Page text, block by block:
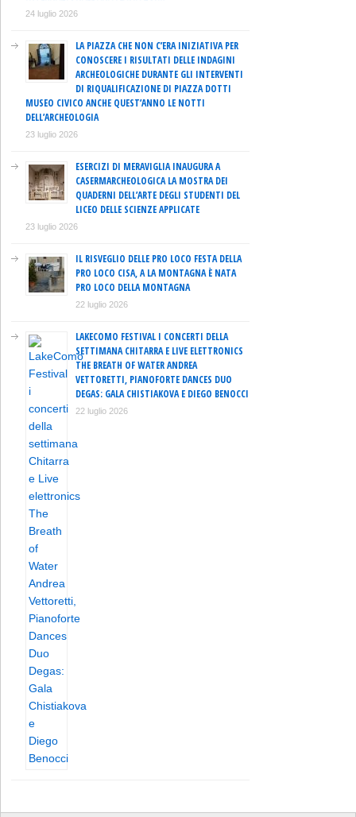
24 luglio 2026
LA PIAZZA CHE NON C’ERA INIZIATIVA PER
CONOSCERE I RISULTATI DELLE INDAGINI
ARCHEOLOGICHE DURANTE GLI INTERVENTI
DI RIQUALIFICAZIONE DI PIAZZA DOTTI
MUSEO CIVICO ANCHE QUEST’ANNO LE NOTTI
DELL’ARCHEOLOGIA
23 luglio 2026
ESERCIZI DI MERAVIGLIA INAUGURA A
CASERMARCHEOLOGICA LA MOSTRA DEI
QUADERNI DELL’ARTE DEGLI STUDENTI DEL
LICEO DELLE SCIENZE APPLICATE
23 luglio 2026
IL RISVEGLIO DELLE PRO LOCO FESTA DELLA
PRO LOCO CISA, A LA MONTAGNA È NATA
PRO LOCO DELLA MONTAGNA
22 luglio 2026
LAKECOMO FESTIVAL I CONCERTI DELLA
SETTIMANA CHITARRA E LIVE ELETTRONICS
THE BREATH OF WATER ANDREA
VETTORETTI, PIANOFORTE DANCES DUO
DEGAS: GALA CHISTIAKOVA E DIEGO BENOCCI
22 luglio 2026